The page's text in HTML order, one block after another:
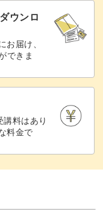
楽しんでみてくだ
、個性あふれるネ
ウンロ
届け、
できま
料はあり
料金で